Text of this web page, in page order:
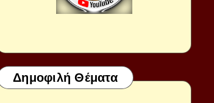
Δημοφιλή Θέματα